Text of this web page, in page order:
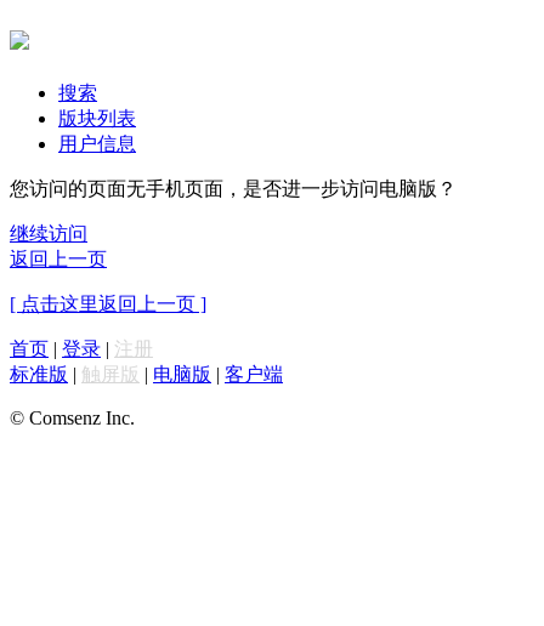
搜索
版块列表
用户信息
您访问的页面无手机页面，是否进一步访问电脑版？
继续访问
返回上一页
[ 点击这里返回上一页 ]
首页 | 登录 | 注册
标准版 | 触屏版 | 电脑版 | 客户端
© Comsenz Inc.